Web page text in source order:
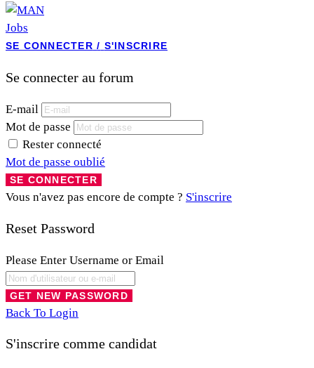
SE CONNECTER / S'INSCRIRE
Se connecter au forum
E-mail
Mot de passe
Rester connecté
Mot de passe oublié
Vous n'avez pas encore de compte ? S'inscrire
Reset Password
Please Enter Username or Email
Back To Login
S'inscrire comme candidat